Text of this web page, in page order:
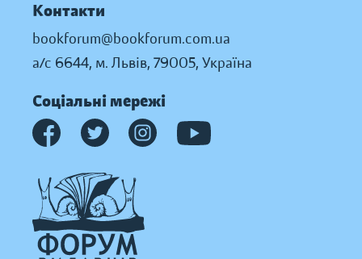
Контакти
bookforum@bookforum.com.ua
а/с 6644, м. Львів, 79005, Україна
Соціальні мережі